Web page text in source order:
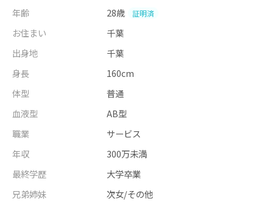
年齢
28歳 証明済
お住まい
千葉
出身地
千葉
身長
160cm
体型
普通
血液型
AB型
職業
サービス
年収
300万未満
最終学歴
大学卒業
兄弟姉妹
次女/その他